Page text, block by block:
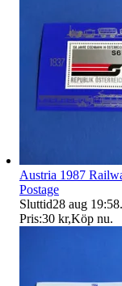
Austria 1987
Postage
Sluttid28 aug 19:58.
Pris:30 kr,Köp nu.